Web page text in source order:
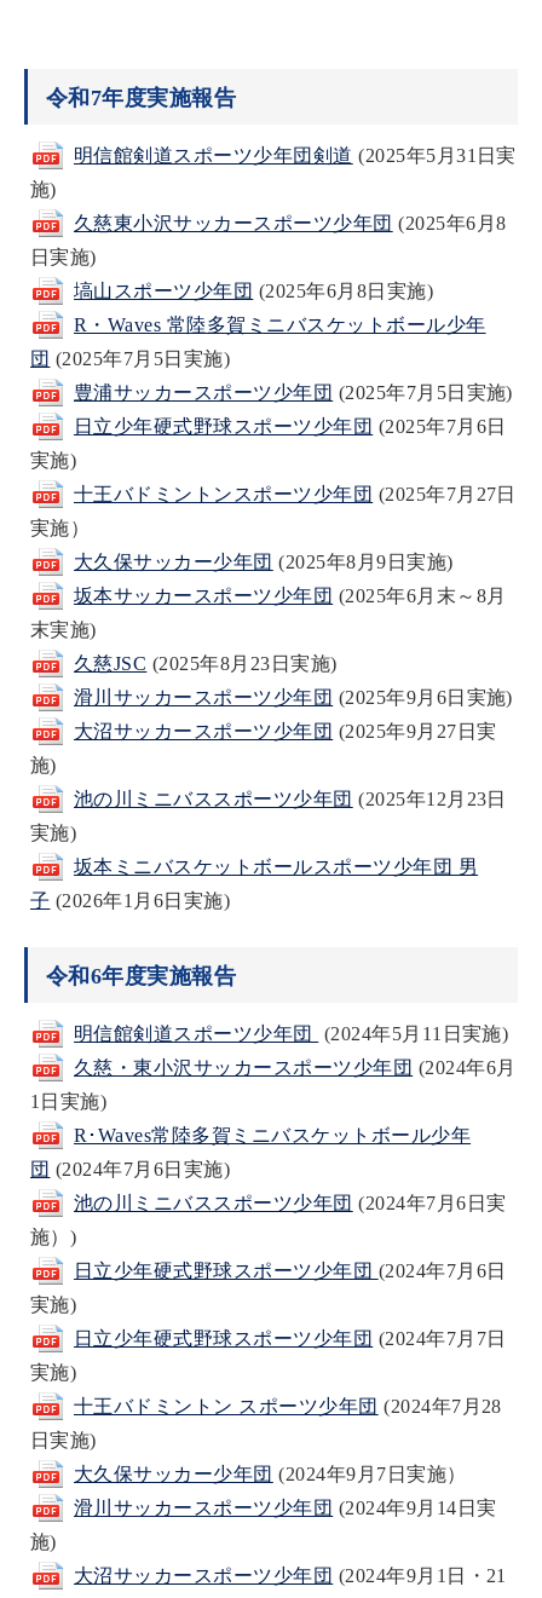
令和7年度実施報告
明信館剣道スポーツ少年団剣道 (2025年5月31日実
施)
久慈東小沢サッカースポーツ少年団 (2025年6月8
日実施)
塙山スポーツ少年団 (2025年6月8日実施)
R・Waves 常陸多賀ミニバスケットボール少年
団 (2025年7月5日実施)
豊浦サッカースポーツ少年団 (2025年7月5日実施)
日立少年硬式野球スポーツ少年団 (2025年7月6日
実施)
十王バドミントンスポーツ少年団 (2025年7月27日
実施）
大久保サッカー少年団 (2025年8月9日実施)
坂本サッカースポーツ少年団 (2025年6月末～8月
末実施)
久慈JSC (2025年8月23日実施)
滑川サッカースポーツ少年団 (2025年9月6日実施)
大沼サッカースポーツ少年団 (2025年9月27日実
施)
池の川ミニバススポーツ少年団 (2025年12月23日
実施)
坂本ミニバスケットボールスポーツ少年団 男
子 (2026年1月6日実施)
令和6年度実施報告
明信館剣道スポーツ少年団
(2024年5月11日実施)
久慈・東小沢サッカースポーツ少年団 (2024年6月
1日実施)
R･Waves常陸多賀ミニバスケットボール少年
団 (2024年7月6日実施)
池の川ミニバススポーツ少年団 (2024年7月6日実
施）)
日立少年硬式野球スポーツ少年団 (2024年7月6日
実施)
日立少年硬式野球スポーツ少年団 (2024年7月7日
実施)
十王バドミントン スポーツ少年団 (2024年7月28
日実施)
大久保サッカー少年団 (2024年9月7日実施）
滑川サッカースポーツ少年団 (2024年9月14日実
施)
大沼サッカースポーツ少年団 (2024年9月1日・21